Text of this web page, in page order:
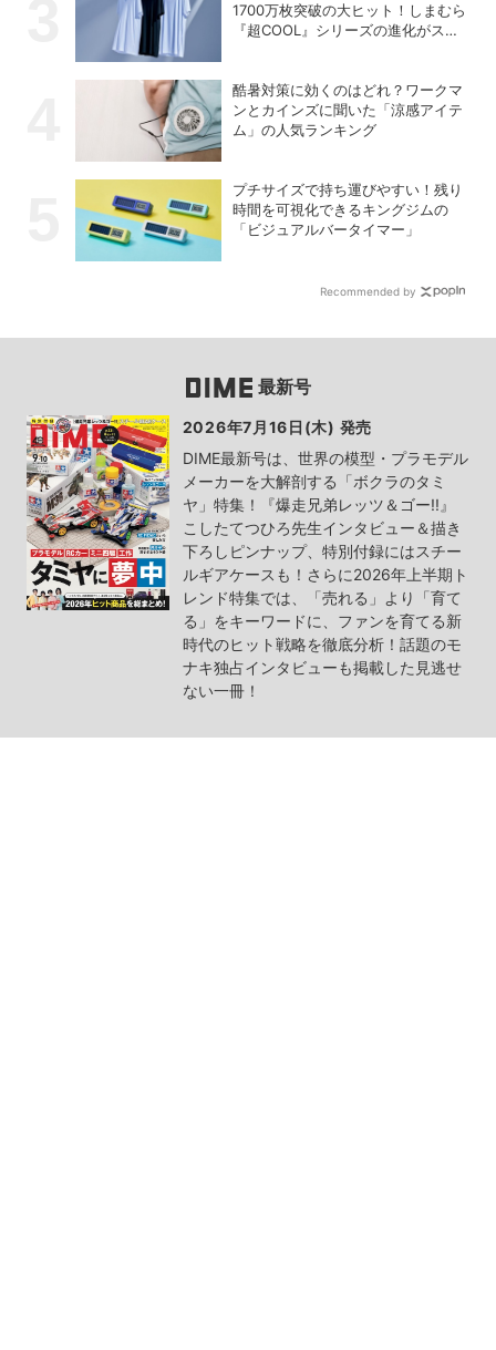
1700万枚突破の大ヒット！しまむら
『超COOL』シリーズの進化がスゴ
酷暑対策に効くのはどれ？ワークマ
ンとカインズに聞いた「涼感アイテ
ム」の人気ランキング
プチサイズで持ち運びやすい！残り
時間を可視化できるキングジムの
「ビジュアルバータイマー」
Recommended by
最新号
2026年7月16日(木) 発売
DIME最新号は、世界の模型・プラモデル
メーカーを大解剖する「ボクラのタミ
ヤ」特集！『爆走兄弟レッツ＆ゴー!!』
こしたてつひろ先生インタビュー＆描き
下ろしピンナップ、特別付録にはスチー
ルギアケースも！さらに2026年上半期ト
レンド特集では、「売れる」より「育て
る」をキーワードに、ファンを育てる新
時代のヒット戦略を徹底分析！話題のモ
ナキ独占インタビューも掲載した見逃せ
ない一冊！